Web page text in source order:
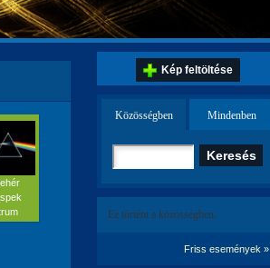
_spek
Kép feltöltése
Közösségben Mindenben
Ez történt a közösségben:
Friss események »